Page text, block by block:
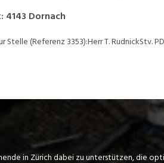
: 4143 Dornach
Stelle (Referenz 3353):Herr T. RudnickStv.
in Zürich dabei zu unterstützen, die